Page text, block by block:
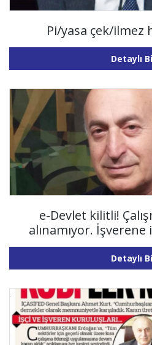
Pi/yasa çek/ilmez
Detaylı
e-Devlet kilitli!
alınamıyor.
Detaylı